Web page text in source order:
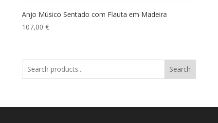
Anjo Músico Sentado com Flauta em Madeira
107,00 €
Search